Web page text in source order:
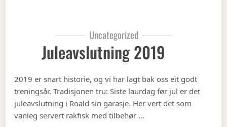
Uncategorized
Juleavslutning 2019
2019 er snart historie, og vi har lagt bak oss eit godt
treningsår. Tradisjonen tru: Siste laurdag før jul er det
juleavslutning i Roald sin garasje. Her vert det som
vanleg servert rakfisk med tilbehør …